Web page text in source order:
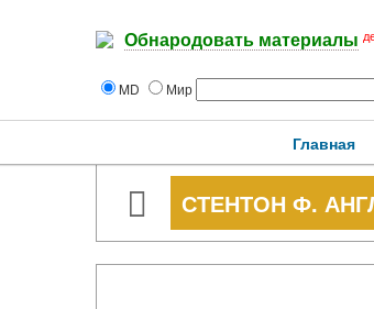
Обнародовать материалы
MD Мир
Главная
СТЕНТОН Ф.